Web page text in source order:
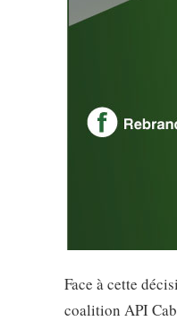
Face à cette
coalition API